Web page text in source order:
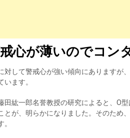
心が薄いのでコン
対して警戒心が強い傾向にありますが
います。
田紘一郎名誉教授の研究によると、O
とが、明らかになりました。そのため